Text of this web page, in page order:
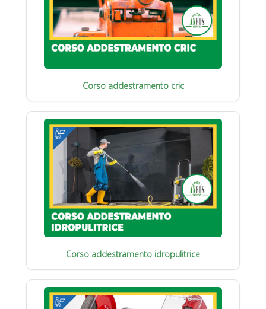
Corso addestramento cric
Corso addestramento idropulitrice